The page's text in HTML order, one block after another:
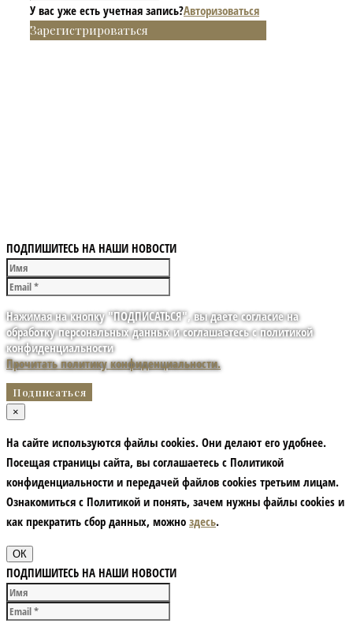
У вас уже есть учетная запись?Авторизоваться
Зарегистрироваться
ПОДПИШИТЕСЬ НА НАШИ НОВОСТИ
Нажимая на кнопку "ПОДПИСАТЬСЯ", вы даете согласие на
обработку персональных данных и соглашаетесь с политикой
конфиденциальности
Прочитать политику конфиденциальности.
×
На сайте используются файлы cookies. Они делают его удобнее.
Посещая страницы сайта, вы соглашаетесь с Политикой
конфиденциальности и передачей файлов cookies третьим лицам.
Ознакомиться с Политикой и понять, зачем нужны файлы сookies и
как прекратить сбор данных, можно здесь.
ОК
ПОДПИШИТЕСЬ НА НАШИ НОВОСТИ